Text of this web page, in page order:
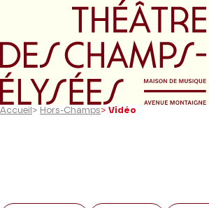
Aller au menu principal
Accueil > Hors-Champs> Vidéo